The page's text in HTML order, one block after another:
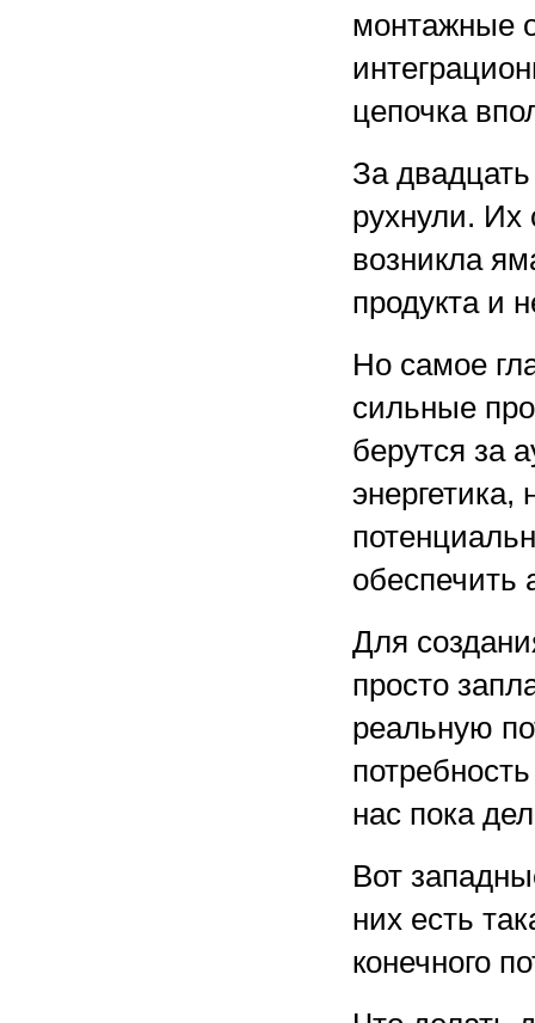
монтажные
цепочка
За
рухнули. Их
возникла
продукта и
Но самое
сильные
берутся за
обеспечить
Для
просто
реальную
нас пока
Вот
них есть
конечного